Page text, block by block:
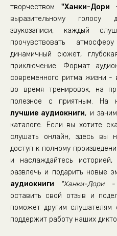
творчеством "Ханки-Дори
выразительному голосу
звукозаписи, каждый
прочувствовать
динамичный сюжет,
приключение. Формат
современного ритма жизни -
во время тренировок, на
полезное с приятным. На
лучшие аудиокниги, и
каталоге. Если вы хотите
слушать онлайн, здесь вы
доступ к полному
и наслаждайтесь
развлечь и подарить новые
аудиокниги
"Ханки-Дори
оставить свой отзыв и
поможет другим слушателям
поддержит работу наших